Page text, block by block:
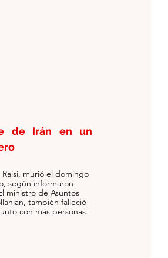
de Irán en un
murió el domingo
según informaron
ministro de Asuntos
también falleció
con más personas.